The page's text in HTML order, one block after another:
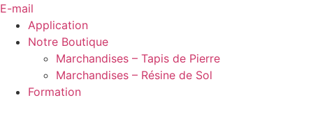
E-mail
Application
Notre Boutique
Marchandises – Tapis de Pierre
Marchandises – Résine de Sol
Formation